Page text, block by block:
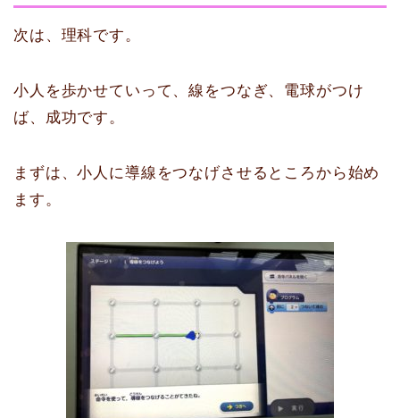
次は、理科です。
小人を歩かせていって、線をつなぎ、電球がつけ
ば、成功です。
まずは、小人に導線をつなげさせるところから始め
ます。